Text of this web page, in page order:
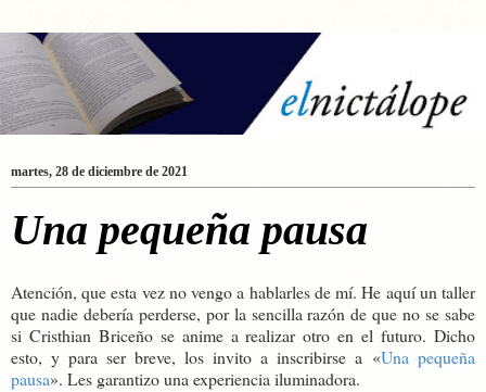
martes, 28 de diciembre de 2021
Una pequeña pausa
Atención, que esta vez no vengo a hablarles de mí. He aquí un taller
que nadie debería perderse, por la sencilla razón de que no se sabe
si Cristhian Briceño se anime a realizar otro en el futuro. Dicho
esto, y para ser breve, los invito a inscribirse a «Una pequeña
pausa». Les garantizo una experiencia iluminadora.